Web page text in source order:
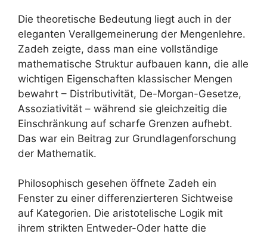
Die theoretische Bedeutung liegt auch in der
eleganten Verallgemeinerung der Mengenlehre.
Zadeh zeigte, dass man eine vollständige
mathematische Struktur aufbauen kann, die alle
wichtigen Eigenschaften klassischer Mengen
bewahrt – Distributivität, De-Morgan-Gesetze,
Assoziativität – während sie gleichzeitig die
Einschränkung auf scharfe Grenzen aufhebt.
Das war ein Beitrag zur Grundlagenforschung
der Mathematik.
Philosophisch gesehen öffnete Zadeh ein
Fenster zu einer differenzierteren Sichtweise
auf Kategorien. Die aristotelische Logik mit
ihrem strikten Entweder-Oder hatte die